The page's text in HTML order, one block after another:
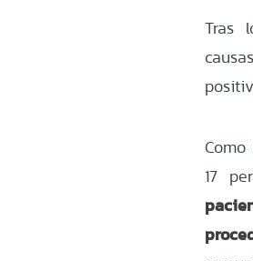
Tras
17